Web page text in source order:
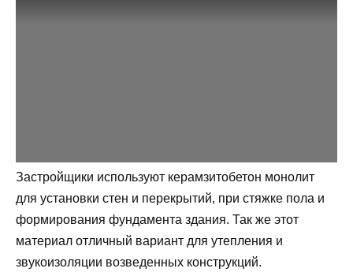
Застройщики используют керамзитобетон монолит
для установки стен и перекрытий, при стяжке пола и
формирования фундамента здания. Так же этот
материал отличный вариант для утепления и
звукоизоляции возведенных конструкций.